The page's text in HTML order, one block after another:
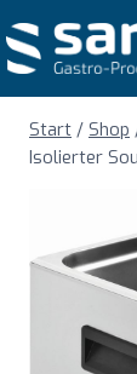
Inhalt
springen
Start / Shop
Isolierter